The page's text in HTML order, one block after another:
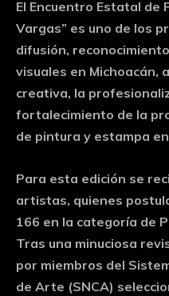
El Encuentro Estatal de
Vargas” es uno de los
difusión,
visuales en Michoacán,
creativa, la
fortalecimiento de la
de pintura y estampa
Para esta edición se
artistas, quienes
166 en la categoría de
Tras una minuciosa
por miembros del
de Arte (SNCA)